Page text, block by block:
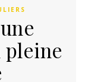
pleine